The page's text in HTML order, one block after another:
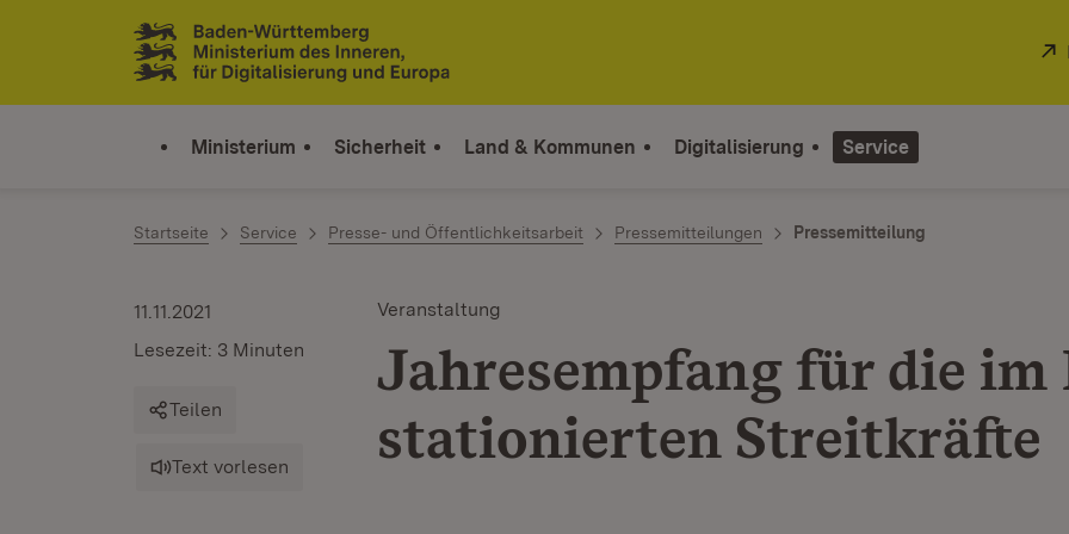
Zum Inhalt springen
Link zur Startseite
Ministerium Sicherheit Land & Kommunen Digitalisierung Service
Startseite Service Presse- und Öffentlichkeitsarbeit Pressemitteilungen Pressemitteilung
Veranstaltung
Jahresempfang für die im
stationierten Streitkräfte
11.11.2021
Lesezeit: 3 Minuten
Teilen
Text vorlesen